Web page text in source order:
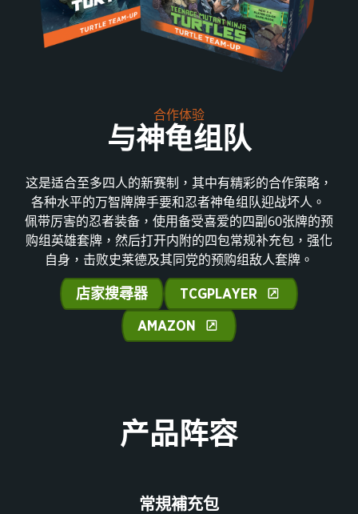
合作体验
与神龟组队
这是适合至多四人的新赛制，其中有精彩的合作策略，
各种水平的万智牌牌手要和忍者神龟组队迎战坏人。
佩带厉害的忍者装备，使用备受喜爱的四副60张牌的预
购组英雄套牌，然后打开内附的四包常规补充包，强化
自身，击败史莱德及其同党的预购组敌人套牌。
店家搜尋器 TCGPLAYER
AMAZON
产品阵容
常規補充包